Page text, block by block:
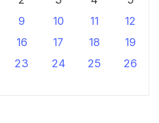
9 10 11
12
16 17 18
19
23 24 25
26